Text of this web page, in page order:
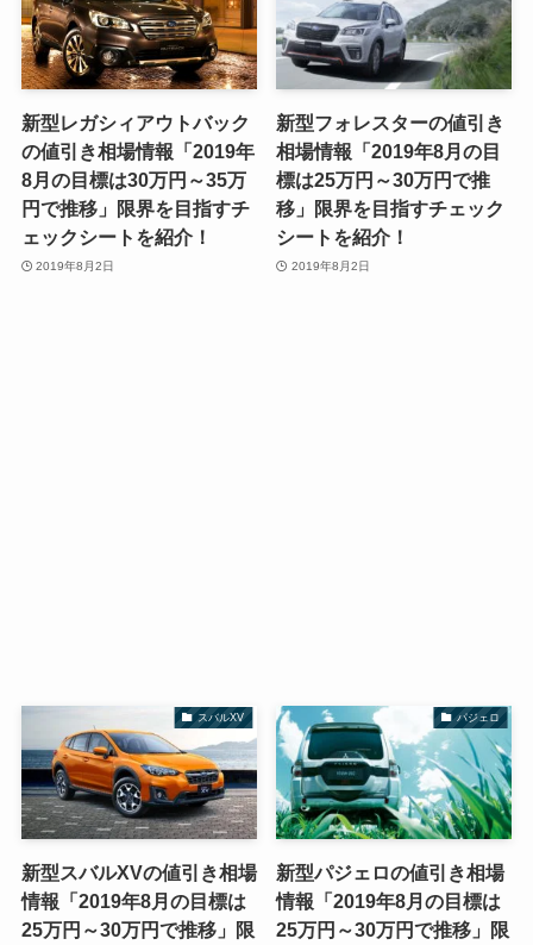
新型レガシィアウトバック
の値引き相場情報「2019年
8月の目標は30万円～35万
円で推移」限界を目指すチ
ェックシートを紹介！
2019年8月2日
新型フォレスターの値引き
相場情報「2019年8月の目
標は25万円～30万円で推
移」限界を目指すチェック
シートを紹介！
2019年8月2日
スバルXV
新型スバルXVの値引き相場
情報「2019年8月の目標は
25万円～30万円で推移」限
パジェロ
新型パジェロの値引き相場
情報「2019年8月の目標は
25万円～30万円で推移」限